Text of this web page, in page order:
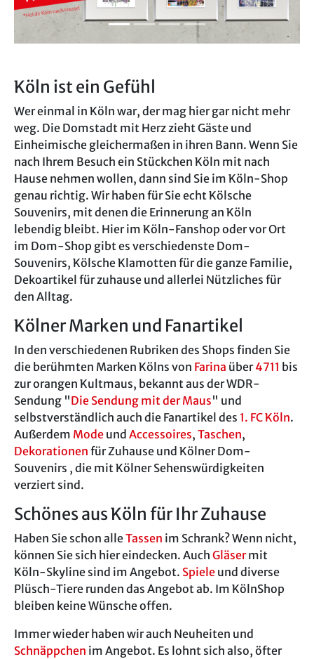
Köln ist ein Gefühl
Wer einmal in Köln war, der mag hier gar nicht mehr
weg. Die Domstadt mit Herz zieht Gäste und
Einheimische gleichermaßen in ihren Bann. Wenn Sie
nach Ihrem Besuch ein Stückchen Köln mit nach
Hause nehmen wollen, dann sind Sie im Köln-Shop
genau richtig. Wir haben für Sie echt Kölsche
Souvenirs, mit denen die Erinnerung an Köln
lebendig bleibt. Hier im Köln-Fanshop oder vor Ort
im Dom-Shop gibt es verschiedenste Dom-
Souvenirs, Kölsche Klamotten für die ganze Familie,
Dekoartikel für zuhause und allerlei Nützliches für
den Alltag.
Kölner Marken und Fanartikel
In den verschiedenen Rubriken des Shops finden Sie
die berühmten Marken Kölns von Farina über4711 bis
zur orangen Kultmaus, bekannt aus der WDR-
Sendung "Die Sendung mit der Maus" und
selbstverständlich auch die Fanartikel des 1. FC Köln.
Außerdem Mode und Accessoires, Taschen,
Dekorationen für Zuhause und Kölner Dom-
Souvenirs , die mit Kölner Sehenswürdigkeiten
verziert sind.
Schönes aus Köln für Ihr Zuhause
Haben Sie schon alleTassen im Schrank? Wenn nicht,
können Sie sich hier eindecken. Auch Gläsermit
Köln-Skyline sind im Angebot. Spiele und diverse
Plüsch-Tiere runden das Angebot ab. Im KölnShop
bleiben keine Wünsche offen.
Immer wieder haben wir auch Neuheiten und
Schnäppchen im Angebot. Es lohnt sich also, öfter